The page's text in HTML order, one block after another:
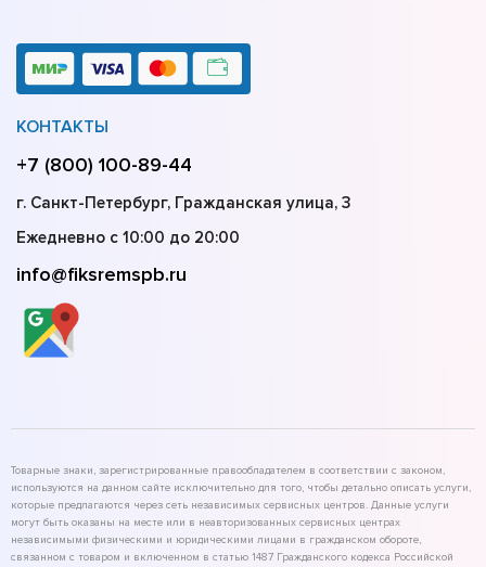
КОНТАКТЫ
+7 (800) 100-89-44
г. Санкт-Петербург, Гражданская улица, 3
Ежедневно с 10:00 до 20:00
info@fiksremspb.ru
Товарные знаки, зарегистрированные правообладателем в соответствии с законом,
используются на данном сайте исключительно для того, чтобы детально описать услуги,
которые предлагаются через сеть независимых сервисных центров. Данные услуги
могут быть оказаны на месте или в неавторизованных сервисных центрах
независимыми физическими и юридическими лицами в гражданском обороте,
связанном с товаром и включенном в статью 1487 Гражданского кодекса Российской